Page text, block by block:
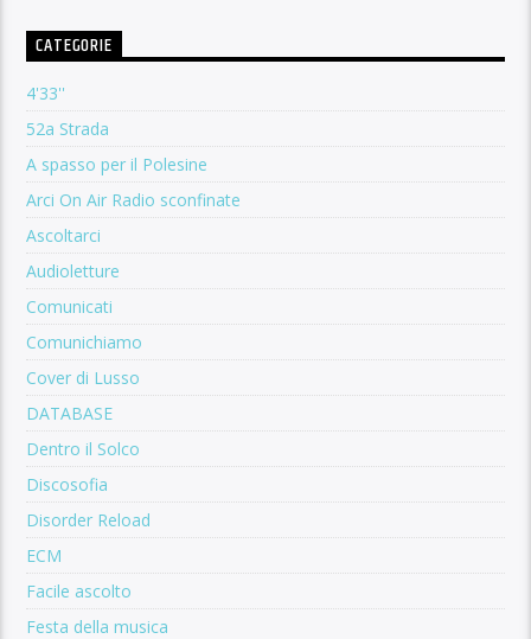
CATEGORIE
4'33''
52a Strada
A spasso per il Polesine
Arci On Air Radio sconfinate
Ascoltarci
Audioletture
Comunicati
Comunichiamo
Cover di Lusso
DATABASE
Dentro il Solco
Discosofia
Disorder Reload
ECM
Facile ascolto
Festa della musica